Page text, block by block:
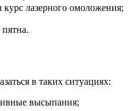
лазерного омоложения;
в таких ситуациях:
высыпания;